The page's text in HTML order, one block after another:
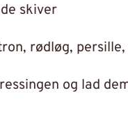
skiver
rødløg,
og lad